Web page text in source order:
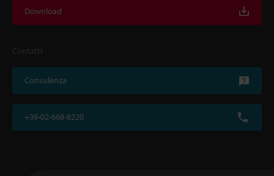
Download
Contatti
Consulenza
+39-02-668-8220